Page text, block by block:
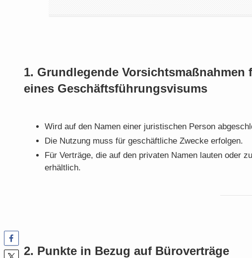
1. Grundlegende
eines Geschäftsführungsvisums
Wird auf den Namen einer juristischen Person
Die Nutzung muss für geschäftliche Zwecke erfolgen.
Für Verträge, die auf den privaten Namen lauten oder
erhältlich.
2. Punkte in Bezug auf Büroverträge